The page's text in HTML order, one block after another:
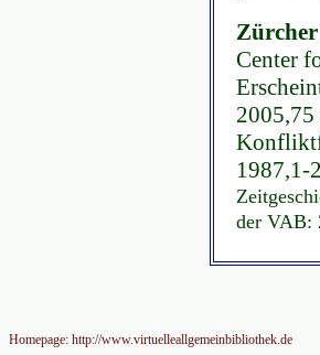
Center
1987,1-
der VAB:
Homepage: http://www.virtuelleallgemeinbibliothek.de